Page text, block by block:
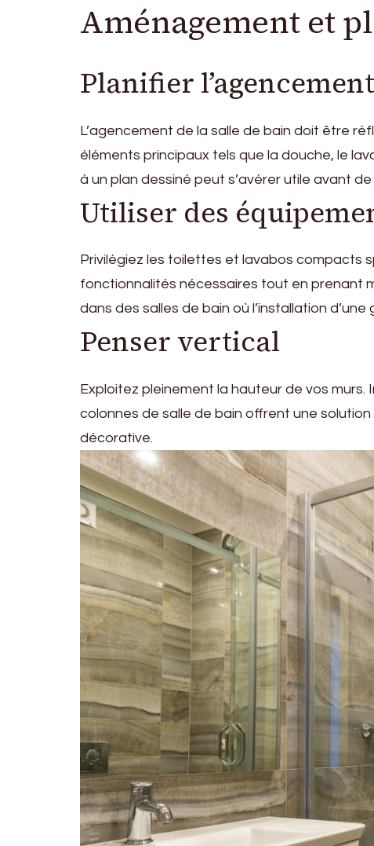
Aménagement et
Planifier l’agencement
L’agencement de la salle de bain doit être
éléments principaux tels que la douche, le
à un plan dessiné peut s’avérer utile avant
Utiliser des
Privilégiez les toilettes et lavabos compacts
fonctionnalités nécessaires tout en prenant
dans des salles de bain où l’installation
Penser vertical
Exploitez pleinement la hauteur de vos
colonnes de salle de bain offrent une
décorative.